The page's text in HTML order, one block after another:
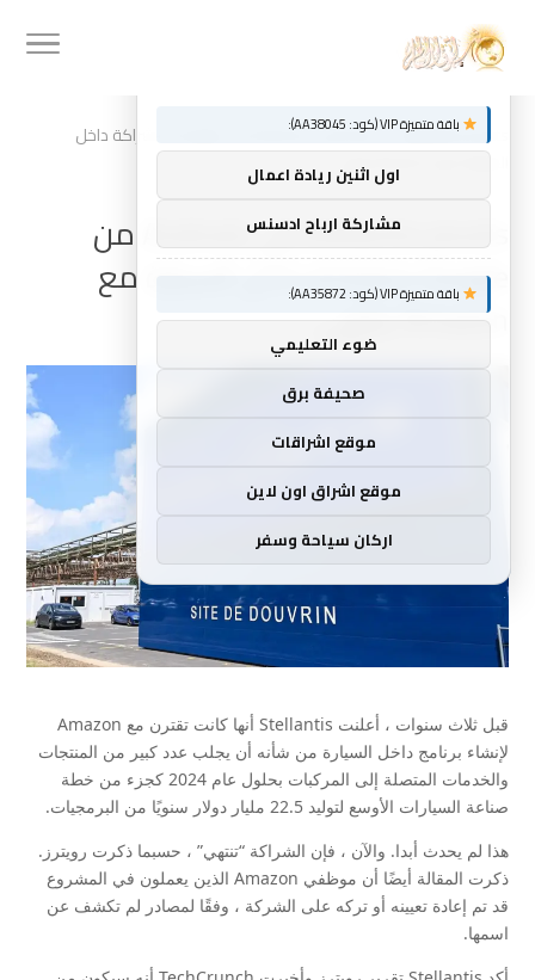
Home»
stellantis pivots إلى Android من Google كشراكة داخل
السيارة مع Amazon ينتهي
stellantis pivots إلى Android من
Google كشراكة داخل السيارة مع
Amazon ينتهي
قبل ثلاث سنوات ، أعلنت Stellantis أنها كانت تقترن مع Amazon
لإنشاء برنامج داخل السيارة من شأنه أن يجلب عدد كبير من المنتجات
والخدمات المتصلة إلى المركبات بحلول عام 2024 كجزء من خطة
صناعة السيارات الأوسع لتوليد 22.5 مليار دولار سنويًا من البرمجيات.
هذا لم يحدث أبدا. والآن ، فإن الشراكة “تنتهي” ، حسبما ذكرت رويترز.
ذكرت المقالة أيضًا أن موظفي Amazon الذين يعملون في المشروع
قد تم إعادة تعيينه أو تركه على الشركة ، وفقًا لمصادر لم تكشف عن
اسمها.
توصيات :
باقة متميزة VIP (كود: AA38045):
اول اثنين ريادة اعمال
مشاركة ارباح ادسنس
باقة متميزة VIP (كود: AA35872):
ضوء التعليمي
صحيفة برق
موقع اشراقات
موقع اشراق اون لاين
اركان سياحة وسفر